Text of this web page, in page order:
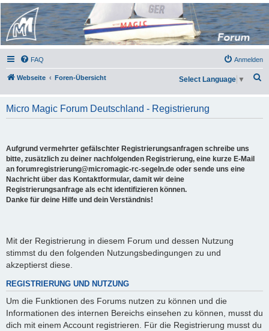
Micro Magic Forum
Deutschland
FAQ Anmelden
Webseite Foren-Übersicht
h
Select Language ▼
Micro Magic Forum Deutschland - Registrierung
Aufgrund vermehrter gefälschter Registrierungsanfragen schreibe uns
bitte, zusätzlich zu deiner nachfolgenden Registrierung, eine kurze E-Mail
an forumregistrierung@micromagic-rc-segeln.de oder sende uns eine
Nachricht über das Kontaktformular, damit wir deine
Registrierungsanfrage als echt identifizieren können.
Danke für deine Hilfe und dein Verständnis!
Mit der Registrierung in diesem Forum und dessen Nutzung
stimmst du den folgenden Nutzungsbedingungen zu und
akzeptierst diese.
REGISTRIERUNG UND NUTZUNG
Um die Funktionen des Forums nutzen zu können und die
Informationen des internen Bereichs einsehen zu können, musst du
dich mit einem Account registrieren. Für die Registrierung musst du